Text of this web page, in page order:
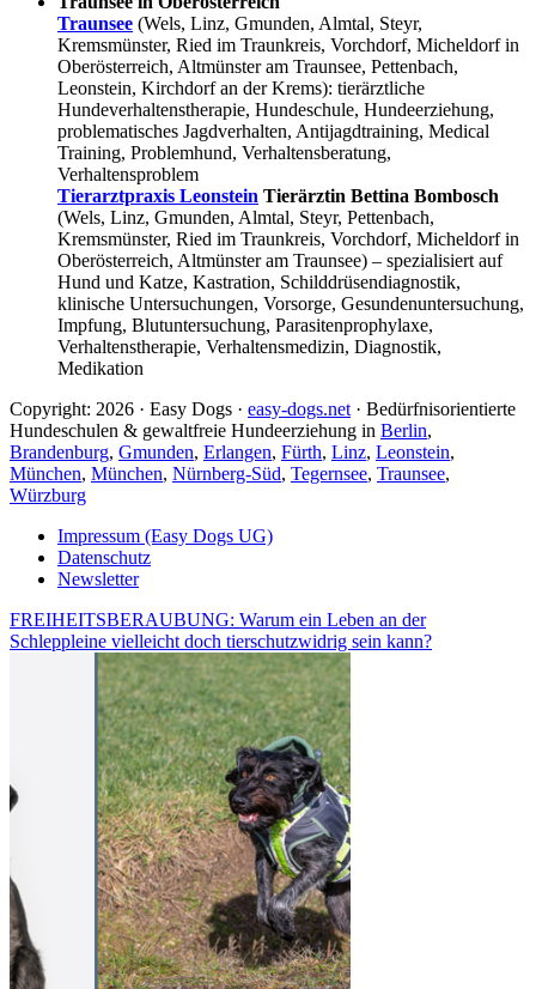
Traunsee (Wels, Linz, Gmunden, Almtal, Steyr,
Kremsmünster, Ried im Traunkreis, Vorchdorf, Micheldorf in
Oberösterreich, Altmünster am Traunsee, Pettenbach,
Leonstein, Kirchdorf an der Krems): tierärztliche
Hundeverhaltenstherapie, Hundeschule, Hundeerziehung,
problematisches Jagdverhalten, Antijagdtraining, Medical
Training, Problemhund, Verhaltensberatung,
Verhaltensproblem
Tierarztpraxis Leonstein Tierärztin Bettina Bombosch
(Wels, Linz, Gmunden, Almtal, Steyr, Pettenbach,
Kremsmünster, Ried im Traunkreis, Vorchdorf, Micheldorf in
Oberösterreich, Altmünster am Traunsee) – spezialisiert auf
Hund und Katze, Kastration, Schilddrüsendiagnostik,
klinische Untersuchungen, Vorsorge, Gesundenuntersuchung,
Impfung, Blutuntersuchung, Parasitenprophylaxe,
Verhaltenstherapie, Verhaltensmedizin, Diagnostik,
Medikation
Copyright: 2026 · Easy Dogs · easy-dogs.net · Bedürfnisorientierte
Hundeschulen & gewaltfreie Hundeerziehung in Berlin,
Brandenburg, Gmunden, Erlangen, Fürth, Linz, Leonstein,
München, München, Nürnberg-Süd, Tegernsee, Traunsee,
Würzburg
Impressum (Easy Dogs UG)
Datenschutz
Newsletter
FREIHEITSBERAUBUNG: Warum ein Leben an der
Schleppleine vielleicht doch tierschutzwidrig sein kann?